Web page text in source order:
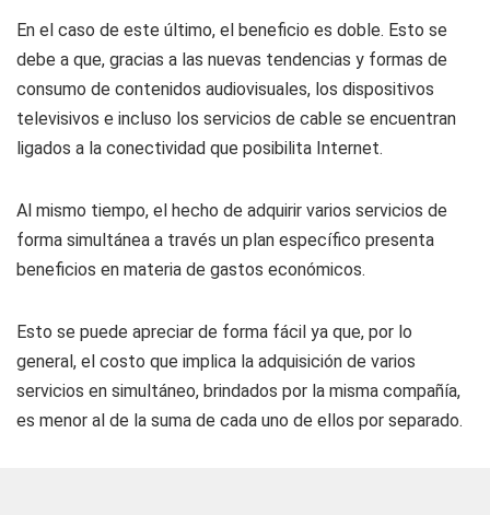
En el caso de este último, el beneficio es doble. Esto se
debe a que, gracias a las nuevas tendencias y formas de
consumo de contenidos audiovisuales, los dispositivos
televisivos e incluso los servicios de cable se encuentran
ligados a la conectividad que posibilita Internet.
Al mismo tiempo, el hecho de adquirir varios servicios de
forma simultánea a través un plan específico presenta
beneficios en materia de gastos económicos.
Esto se puede apreciar de forma fácil ya que, por lo
general, el costo que implica la adquisición de varios
servicios en simultáneo, brindados por la misma compañía,
es menor al de la suma de cada uno de ellos por separado.